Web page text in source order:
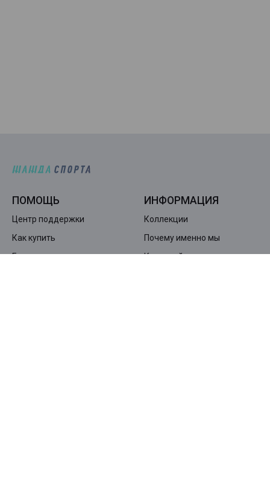
ПОМОЩЬ
Центр поддержки
Как купить
Гарантия и возврат
ИНФОРМАЦИЯ
Коллекции
Почему именно мы
Карта сайта